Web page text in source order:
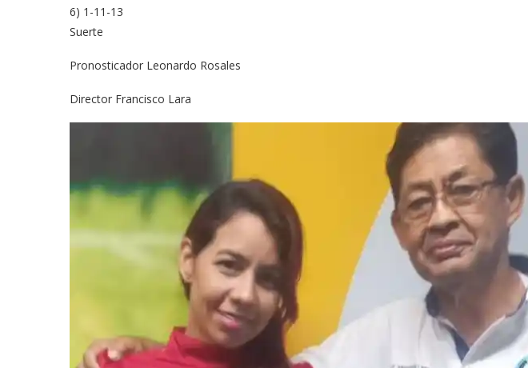
6) 1-11-13
Suerte
Pronosticador Leonardo Rosales
Director Francisco Lara